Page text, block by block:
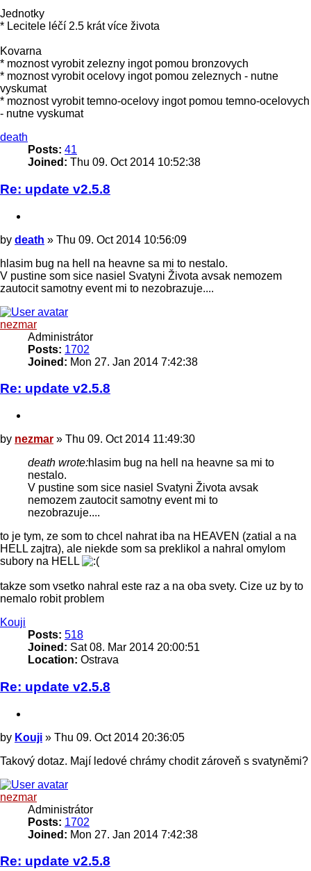
Jednotky
* Lecitele léčí 2.5 krát více života
Kovarna
* moznost vyrobit zelezny ingot pomou bronzovych
* moznost vyrobit ocelovy ingot pomou zeleznych - nutne
vyskumat
* moznost vyrobit temno-ocelovy ingot pomou temno-ocelovych
- nutne vyskumat
death
Posts: 41
Joined: Thu 09. Oct 2014 10:52:38
Re: update v2.5.8
Post
by death » Thu 09. Oct 2014 10:56:09
hlasim bug na hell na heavne sa mi to nestalo.
V pustine som sice nasiel Svatyni Života avsak nemozem
zautocit samotny event mi to nezobrazuje....
nezmar
Administrátor
Posts: 1702
Joined: Mon 27. Jan 2014 7:42:38
Re: update v2.5.8
Post
by nezmar » Thu 09. Oct 2014 11:49:30
death wrote:hlasim bug na hell na heavne sa mi to
nestalo.
V pustine som sice nasiel Svatyni Života avsak
nemozem zautocit samotny event mi to
nezobrazuje....
to je tym, ze som to chcel nahrat iba na HEAVEN (zatial a na
HELL zajtra), ale niekde som sa preklikol a nahral omylom
subory na HELL
takze som vsetko nahral este raz a na oba svety. Cize uz by to
nemalo robit problem
Kouji
Posts: 518
Joined: Sat 08. Mar 2014 20:00:51
Location: Ostrava
Re: update v2.5.8
Post
by Kouji » Thu 09. Oct 2014 20:36:05
Takový dotaz. Mají ledové chrámy chodit zároveň s svatyněmi?
nezmar
Administrátor
Posts: 1702
Joined: Mon 27. Jan 2014 7:42:38
Re: update v2.5.8